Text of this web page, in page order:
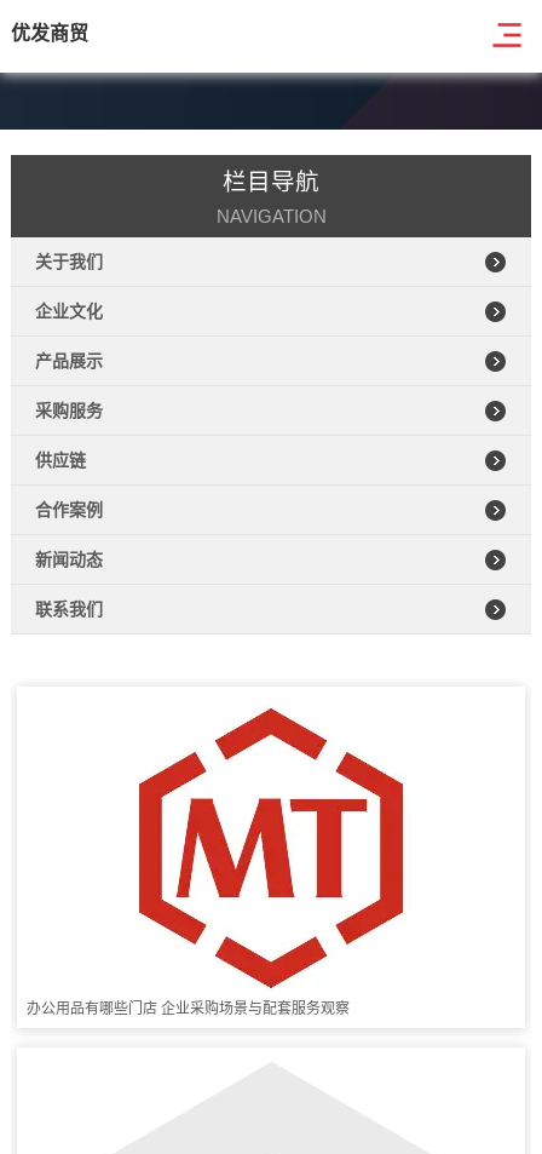
优发商贸
栏目导航
NAVIGATION
关于我们
企业文化
产品展示
采购服务
供应链
合作案例
新闻动态
联系我们
办公用品有哪些门店 企业采购场景与配套服务观察